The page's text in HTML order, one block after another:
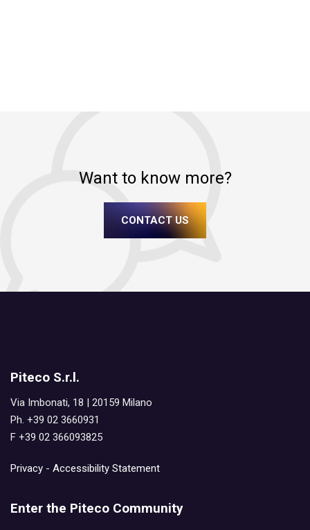
Want to know more?
CONTACT US
Piteco S.r.l.
Via Imbonati, 18 | 20159 Milano
Ph. +39 02 3660931
F +39 02 366093825
Privacy - Accessibility Statement
Enter the Piteco Community